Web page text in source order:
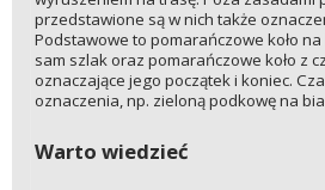
przedstawione są w nich także
Podstawowe to pomarańczowe koło na
sam szlak oraz pomarańczowe koło z
oznaczające jego początek i koniec.
oznaczenia, np. zieloną podkowę na
Warto wiedzieć